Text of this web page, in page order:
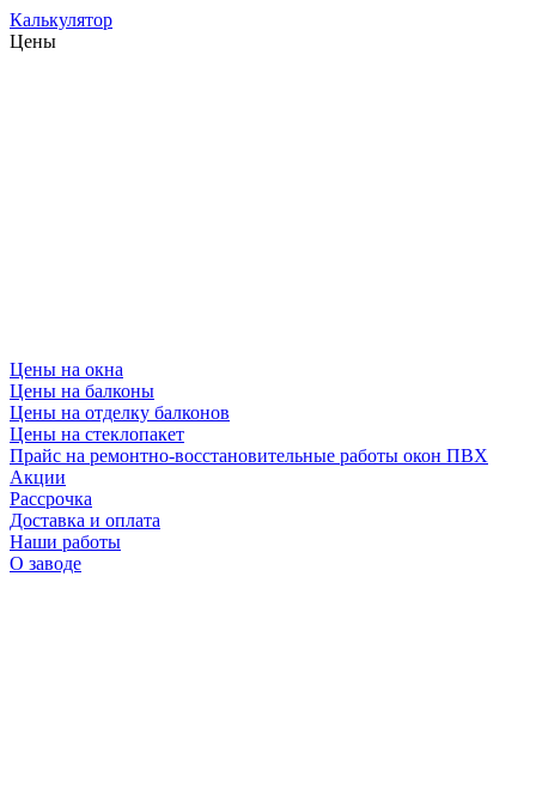
Калькулятор
Цены
Цены на окна
Цены на балконы
Цены на отделку балконов
Цены на стеклопакет
Прайс на ремонтно-восстановительные работы окон ПВХ
Акции
Рассрочка
Доставка и оплата
Наши работы
О заводе